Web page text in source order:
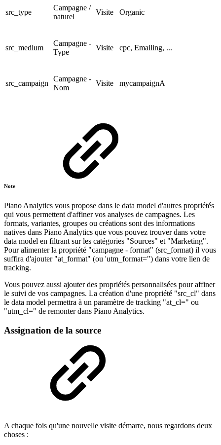
src_type
Campagne /
naturel
Visite Organic
src_medium
Campagne -
Type
Visite cpc, Emailing, ...
src_campaign
Campagne -
Nom
Visite mycampaignA
Note
Piano Analytics vous propose dans le data model d'autres propriétés
qui vous permettent d'affiner vos analyses de campagnes. Les
formats, variantes, groupes ou créations sont des informations
natives dans Piano Analytics que vous pouvez trouver dans votre
data model en filtrant sur les catégories "Sources" et "Marketing".
Pour alimenter la propriété "campagne - format" (src_format) il vous
suffira d'ajouter "at_format" (ou 'utm_format=") dans votre lien de
tracking.
Vous pouvez aussi ajouter des propriétés personnalisées pour affiner
le suivi de vos campagnes. La création d'une propriété "src_cl" dans
le data model permettra à un paramètre de tracking "at_cl=" ou
"utm_cl=" de remonter dans Piano Analytics.
Assignation de la source
A chaque fois qu'une nouvelle visite démarre, nous regardons deux
choses :